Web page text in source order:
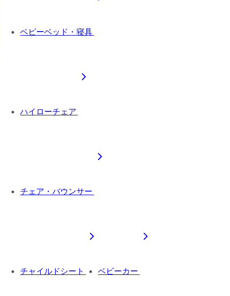
ベビーベッド・寝具
ハイローチェア
チェア・バウンサー
チャイルドシート ベビーカー